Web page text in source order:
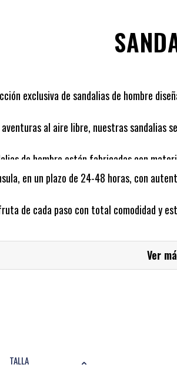
exclusiva de sandalias de hombre
al aire libre, nuestras sandalias
de hombre están fabricadas con
proporcionan un ajuste seguro y
respaldado por la icónica marca de
desde estilos casuales hasta
en un plazo de 24-48 horas, con
de cada paso con total comodidad y
Ver
TALLA